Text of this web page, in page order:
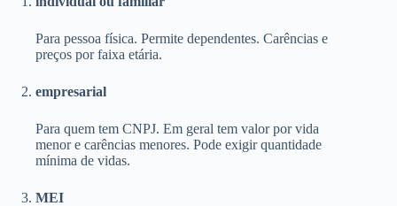
Para pessoa física. Permite dependentes. Carências e
preços por faixa etária.
empresarial
Para quem tem CNPJ. Em geral tem valor por vida
menor e carências menores. Pode exigir quantidade
mínima de vidas.
MEI